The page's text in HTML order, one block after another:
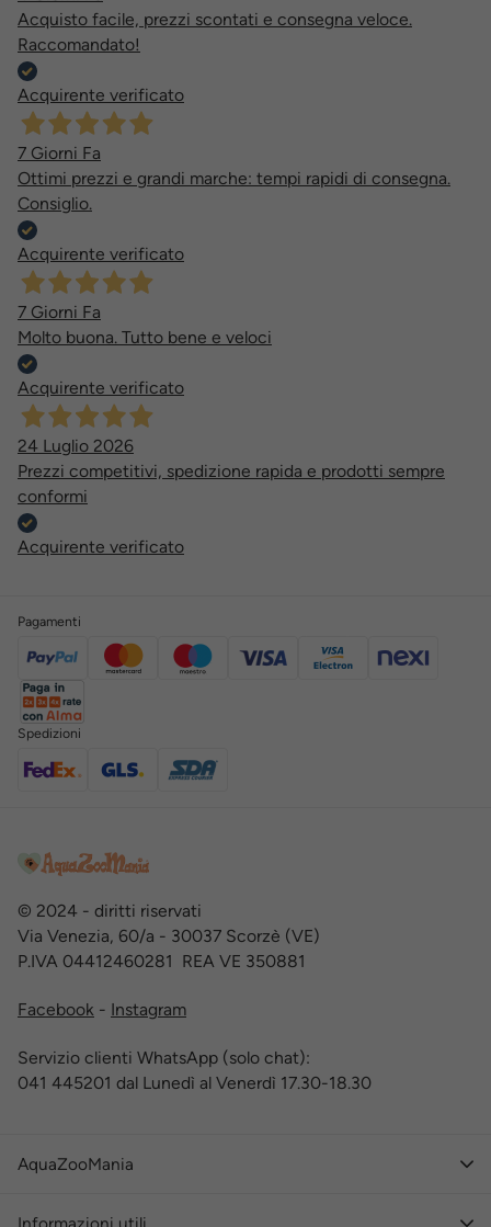
Acquisto facile, prezzi scontati e consegna veloce.
Raccomandato!
Acquirente verificato
7 Giorni Fa
Ottimi prezzi e grandi marche: tempi rapidi di consegna.
Consiglio.
Acquirente verificato
7 Giorni Fa
Molto buona. Tutto bene e veloci
Acquirente verificato
24 Luglio 2026
Prezzi competitivi, spedizione rapida e prodotti sempre
conformi
Acquirente verificato
Pagamenti
Spedizioni
© 2024 - diritti riservati
Via Venezia, 60/a - 30037 Scorzè (VE)
P.IVA 04412460281 REA VE 350881
Facebook - Instagram
Servizio clienti WhatsApp (solo chat):
041 445201 dal Lunedì al Venerdì 17.30-18.30
AquaZooMania